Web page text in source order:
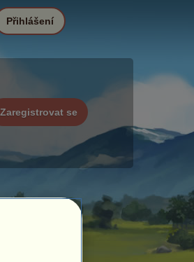
Zaregistrovat se
Přihlášení